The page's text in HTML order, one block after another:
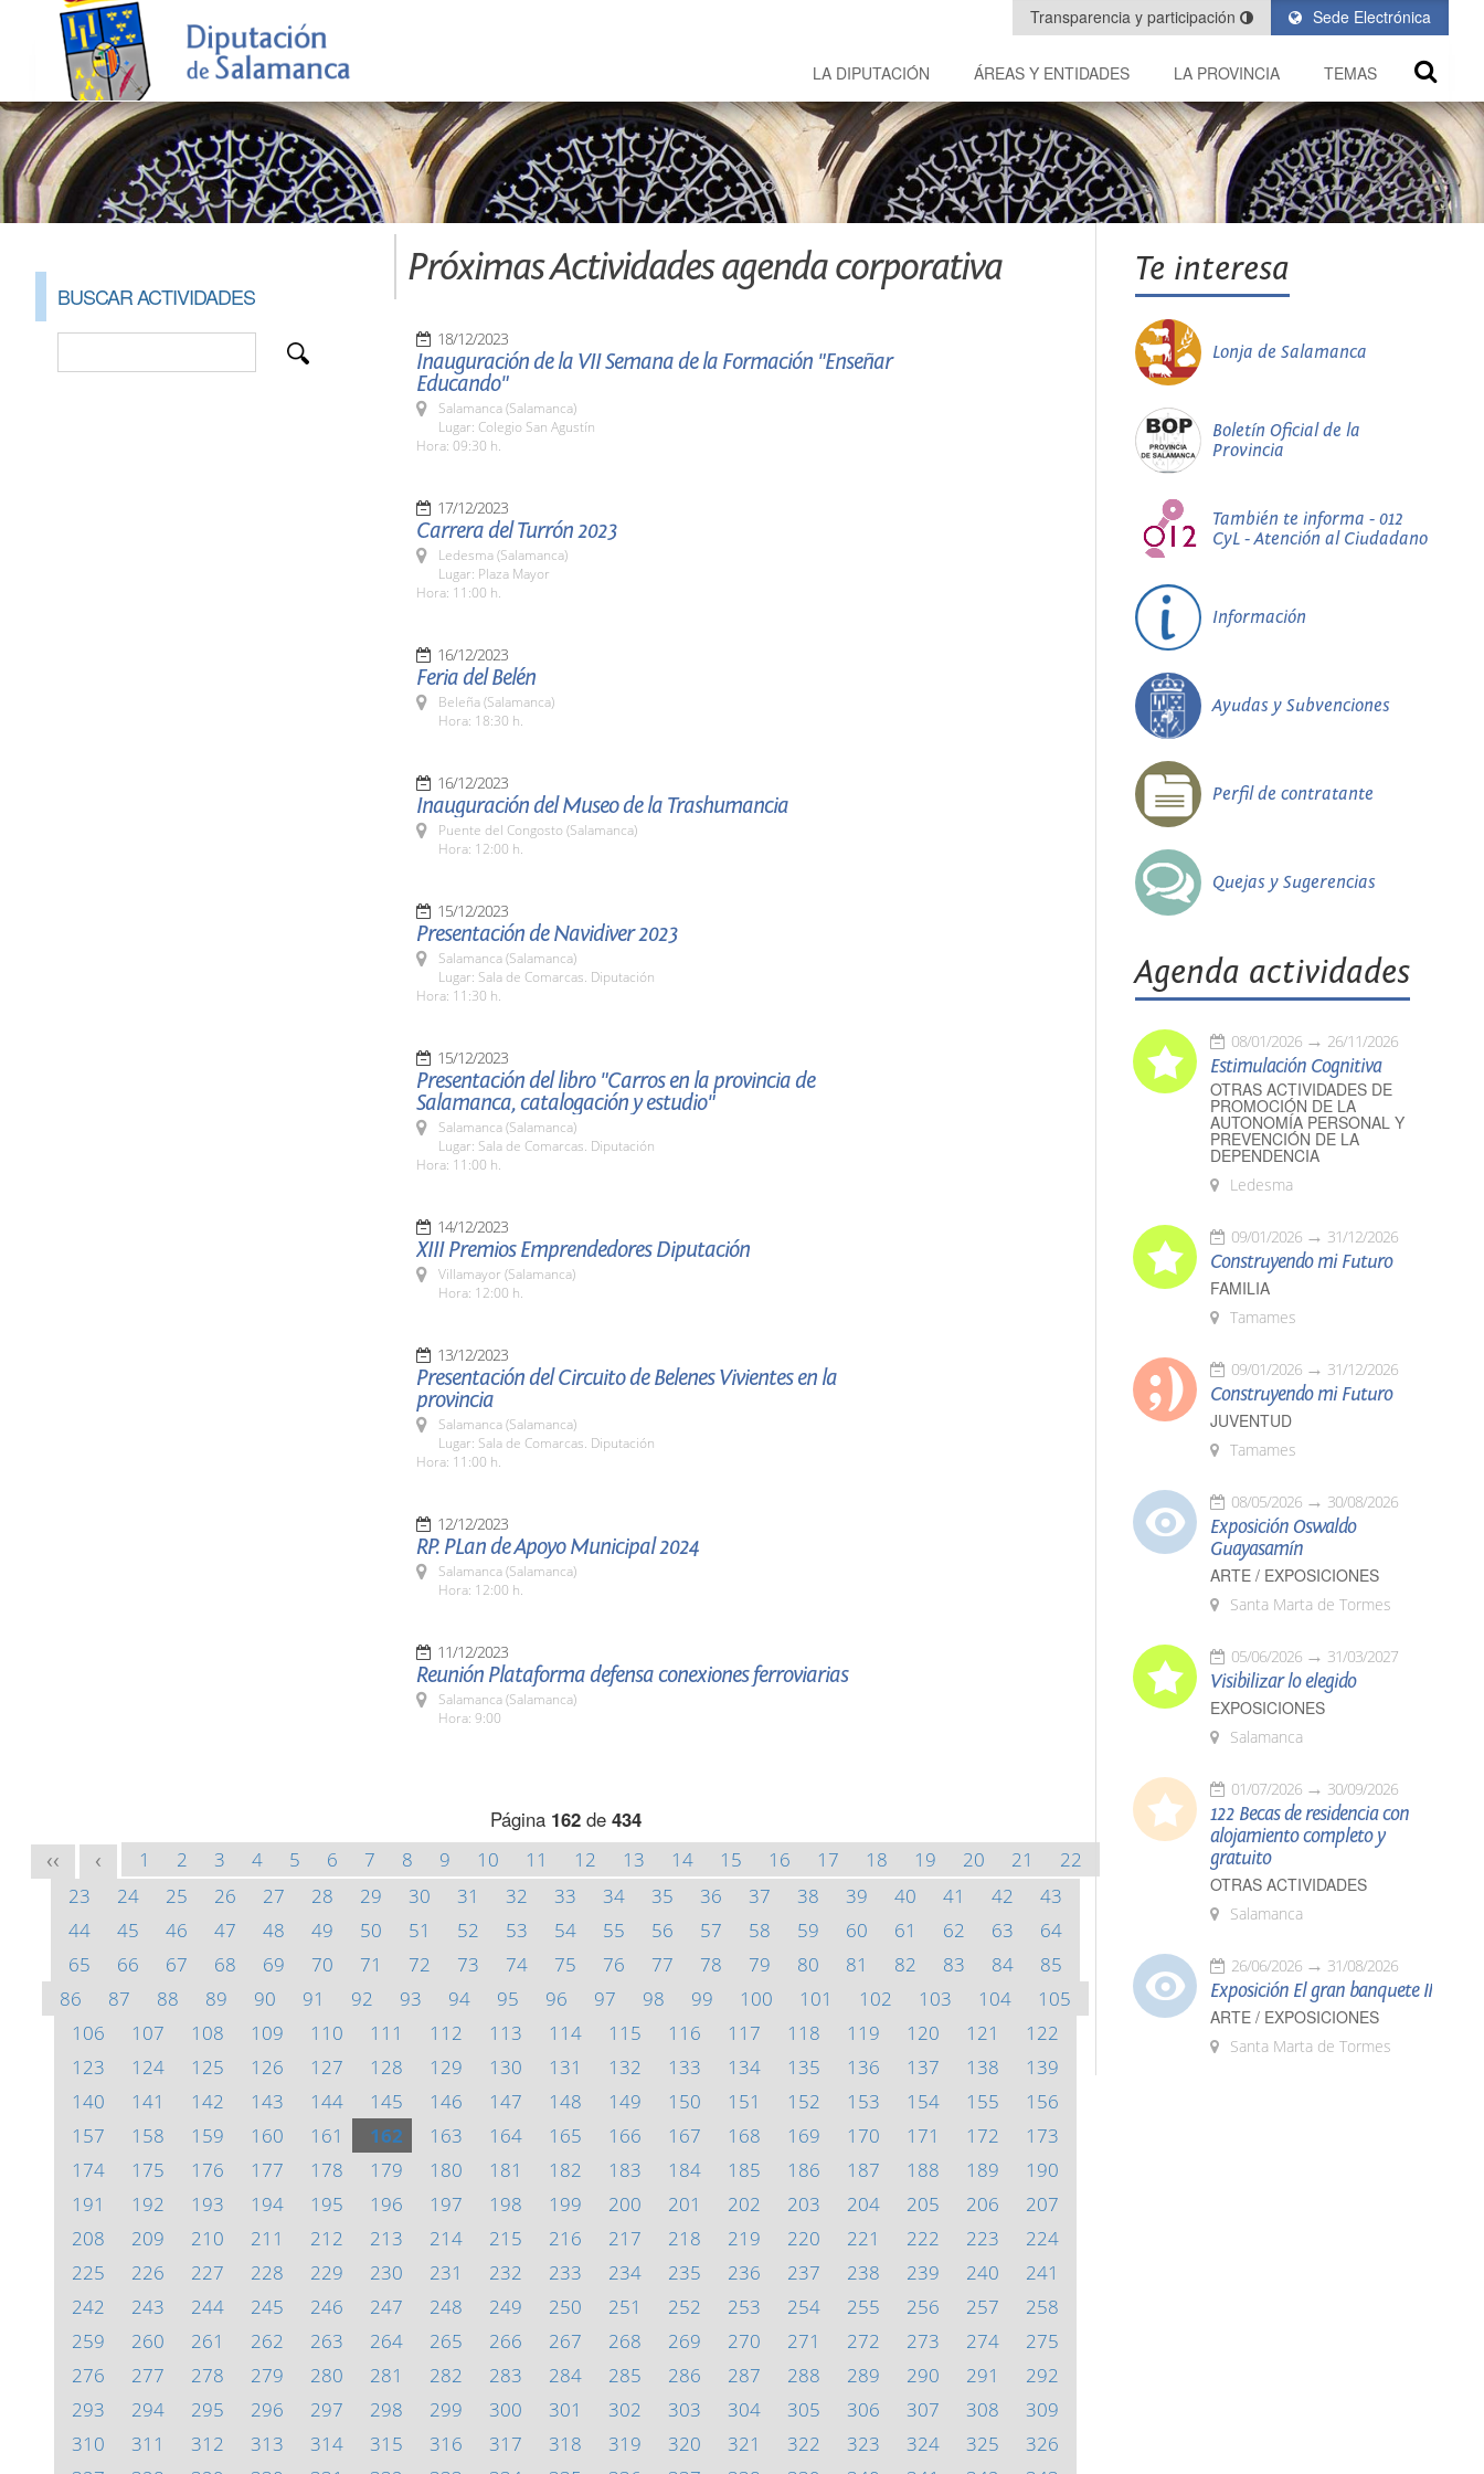
Sede Electrónica
Transparencia y participación
LA DIPUTACIÓN ÁREAS Y ENTIDADES LA PROVINCIA TEMAS
BUSCAR ACTIVIDADES
Próximas Actividades agenda corporativa
18/12/2023
Inauguración de la VII Semana de la Formación "Enseñar
Educando"
Salamanca (Salamanca)
Lugar: Colegio San Agustín
Hora: 09:30 h.
17/12/2023
Carrera del Turrón 2023
Ledesma (Salamanca)
Lugar: Plaza Mayor
Hora: 11:00 h.
16/12/2023
Feria del Belén
Beleña (Salamanca)
Hora: 18:30 h.
16/12/2023
Inauguración del Museo de la Trashumancia
Puente del Congosto (Salamanca)
Hora: 12:00 h.
15/12/2023
Presentación de Navidiver 2023
Salamanca (Salamanca)
Lugar: Sala de Comarcas. Diputación
Hora: 11:30 h.
15/12/2023
Presentación del libro "Carros en la provincia de
Salamanca, catalogación y estudio"
Salamanca (Salamanca)
Lugar: Sala de Comarcas. Diputación
Hora: 11:00 h.
14/12/2023
XIII Premios Emprendedores Diputación
Villamayor (Salamanca)
Hora: 12:00 h.
13/12/2023
Presentación del Circuito de Belenes Vivientes en la
provincia
Salamanca (Salamanca)
Lugar: Sala de Comarcas. Diputación
Hora: 11:00 h.
12/12/2023
RP. PLan de Apoyo Municipal 2024
Salamanca (Salamanca)
Hora: 12:00 h.
11/12/2023
Reunión Plataforma defensa conexiones ferroviarias
Salamanca (Salamanca)
Hora: 9:00
Página 162de 434
<< < 1 2 3 4 5 6 7 8 9 10 11 12 13 14 15 16 17 18 19 20 21
22
23
24 25 26 27 28 29 30 31 32 33 34 35 36 37 38 39 40 41 42
43
44
45 46 47 48 49 50 51 52 53 54 55 56 57 58 59 60 61 62 63
64
65
66 67 68 69 70 71 72 73 74 75 76 77 78 79 80 81 82 83 84
85
86
87 88 89 90 91 92 93 94 95 96 97 98 99 100 101 102 103 104
105
106
107 108 109 110 111 112 113 114 115 116 117 118 119 120 121
122
123
124 125 126 127 128 129 130 131 132 133 134 135 136 137 138
139
140
141 142 143 144 145 146 147 148 149 150 151 152 153 154 155
156
157
158 159 160 161 162 163 164 165 166 167 168 169 170 171 172
173
174
175 176 177 178 179 180 181 182 183 184 185 186 187 188 189
190
191
192 193 194 195 196 197 198 199 200 201 202 203 204 205 206
207
208
209 210 211 212 213 214 215 216 217 218 219 220 221 222 223
224
225
226 227 228 229 230 231 232 233 234 235 236 237 238 239 240
241
242
243 244 245 246 247 248 249 250 251 252 253 254 255 256 257
258
259
260 261 262 263 264 265 266 267 268 269 270 271 272 273 274
275
276
277 278 279 280 281 282 283 284 285 286 287 288 289 290 291
292
293
294 295 296 297 298 299 300 301 302 303 304 305 306 307 308
309
310
311 312 313 314 315 316 317 318 319 320 321 322 323 324 325
326
Te interesa
Lonja de Salamanca
Boletín Oficial de la
Provincia
También te informa - 012
CyL - Atención al Ciudadano
Información
Ayudas y Subvenciones
Perfil de contratante
Quejas y Sugerencias
Agenda actividades
08/01/2026 26/11/2026
Estimulación Cognitiva
OTRAS ACTIVIDADES DE
PROMOCIÓN DE LA
AUTONOMÍA PERSONAL Y
PREVENCIÓN DE LA
DEPENDENCIA
Ledesma
09/01/2026 31/12/2026
Construyendo mi Futuro
FAMILIA
Tamames
09/01/2026 31/12/2026
Construyendo mi Futuro
JUVENTUD
Tamames
08/05/2026 30/08/2026
Exposición Oswaldo
Guayasamín
ARTE / EXPOSICIONES
Santa Marta de Tormes
05/06/2026 31/03/2027
Visibilizar lo elegido
EXPOSICIONES
Salamanca
01/07/2026 30/09/2026
122 Becas de residencia con
alojamiento completo y
gratuito
OTRAS ACTIVIDADES
Salamanca
26/06/2026 31/08/2026
Exposición El gran banquete II
ARTE / EXPOSICIONES
Santa Marta de Tormes